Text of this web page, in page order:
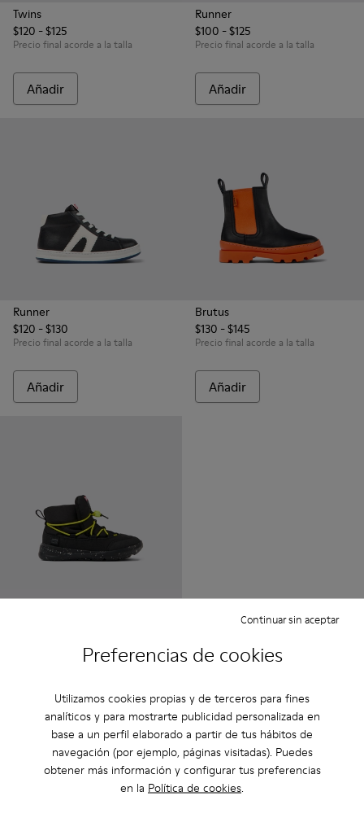
Preferencias de cookies
Utilizamos cookies propias y de terceros para fines
analíticos y para mostrarte publicidad personalizada en
base a un perfil elaborado a partir de tus hábitos de
navegación (por ejemplo, páginas visitadas). Puedes
obtener más información y configurar tus preferencias
en la Política de cookies.
Continuar sin aceptar
Twins
$120 - $125
Precio final acorde a la talla
Añadir
Runner
$100 - $125
Precio final acorde a la talla
Añadir
Runner
$120 - $130
Precio final acorde a la talla
Añadir
Brutus
$130 - $145
Precio final acorde a la talla
Añadir